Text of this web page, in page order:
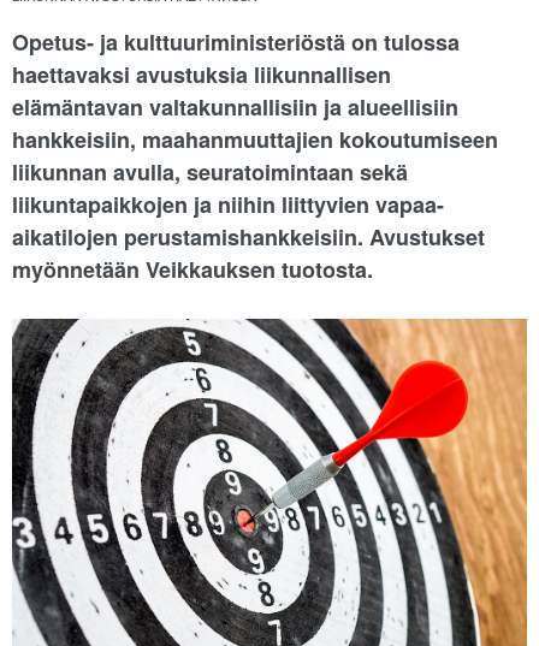
Opetus- ja kulttuuriministeriöstä on tulossa
haettavaksi avustuksia liikunnallisen
elämäntavan valtakunnallisiin ja alueellisiin
hankkeisiin, maahanmuuttajien kokoutumiseen
liikunnan avulla, seuratoimintaan sekä
liikuntapaikkojen ja niihin liittyvien vapaa-
aikatilojen perustamishankkeisiin. Avustukset
myönnetään Veikkauksen tuotosta.